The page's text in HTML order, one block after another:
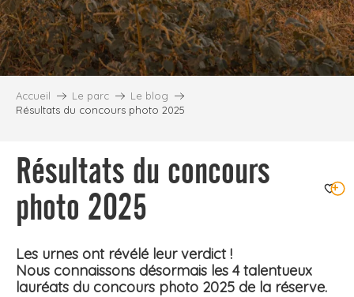
Accueil Le parc
Le blog
Résultats du concours photo 2025
Résultats du concours
photo 2025
Les urnes ont révélé leur verdict !
Nous connaissons désormais les 4 talentueux
lauréats du concours photo 2025 de la réserve.